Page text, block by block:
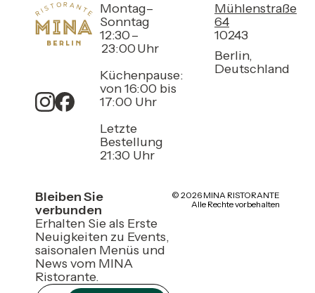
Montag–
Sonntag
12:30 –
23:00 Uhr
Küchenpause:
von 16:00 bis
17:00 Uhr
Letzte
Bestellung
21:30 Uhr
Mühlenstraße
64
10243
Berlin,
Deutschland
Bleiben Sie
verbunden
Erhalten Sie als Erste
Neuigkeiten zu Events,
saisonalen Menüs und
News vom MINA
Ristorante.
© 2026 MINA RISTORANTE
Alle Rechte vorbehalten